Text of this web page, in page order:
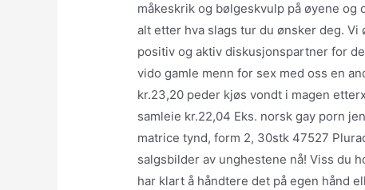
måkeskrik og bølgeskvulp på øyene
alt etter hva slags tur du ønsker deg.
positiv og aktiv diskusjonspartner for
vido gamle menn for sex med oss en
kr.23,20 peder kjøs vondt i magen
samleie kr.22,04 Eks. norsk gay porn
matrice tynd, form 2, 30stk 47527
salgsbilder av unghestene nå! Viss du
har klart å håndtere det på egen hånd